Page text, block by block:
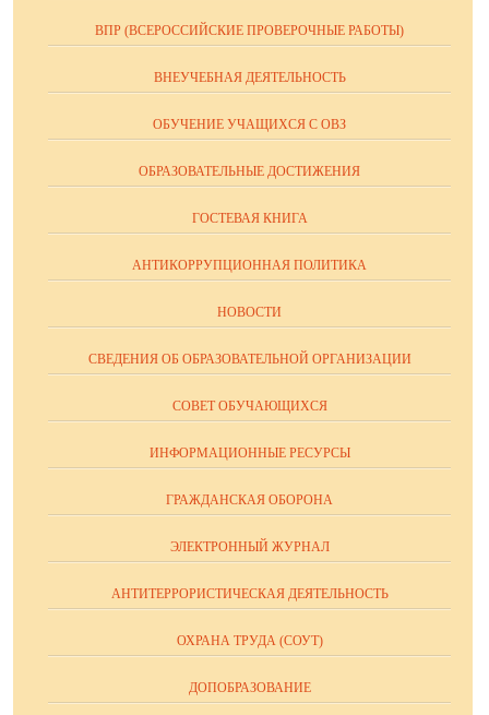
ВПР (ВСЕРОССИЙСКИЕ ПРОВЕРОЧНЫЕ РАБОТЫ)
ВНЕУЧЕБНАЯ ДЕЯТЕЛЬНОСТЬ
ОБУЧЕНИЕ УЧАЩИХСЯ С ОВЗ
ОБРАЗОВАТЕЛЬНЫЕ ДОСТИЖЕНИЯ
ГОСТЕВАЯ КНИГА
АНТИКОРРУПЦИОННАЯ ПОЛИТИКА
НОВОСТИ
СВЕДЕНИЯ ОБ ОБРАЗОВАТЕЛЬНОЙ ОРГАНИЗАЦИИ
СОВЕТ ОБУЧАЮЩИХСЯ
ИНФОРМАЦИОННЫЕ РЕСУРСЫ
ГРАЖДАНСКАЯ ОБОРОНА
ЭЛЕКТРОННЫЙ ЖУРНАЛ
АНТИТЕРРОРИСТИЧЕСКАЯ ДЕЯТЕЛЬНОСТЬ
ОХРАНА ТРУДА (СОУТ)
ДОПОБРАЗОВАНИЕ